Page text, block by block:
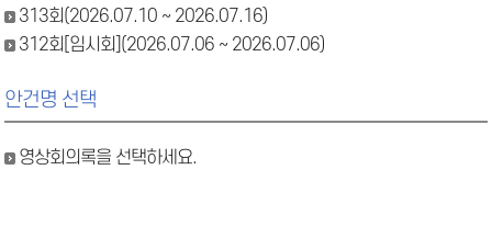
313회(2026.07.10 ~ 2026.07.16)
312회[임시회](2026.07.06 ~ 2026.07.06)
안건명 선택
영상회의록을 선택하세요.